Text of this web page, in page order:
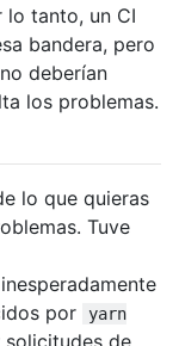
lo tanto, un CI
bandera, pero
deberían
los problemas.
lo que quieras
Tuve
por
yarn
solicitudes de